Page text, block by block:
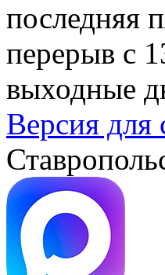
последняя
перерыв с
выходные
Версия для